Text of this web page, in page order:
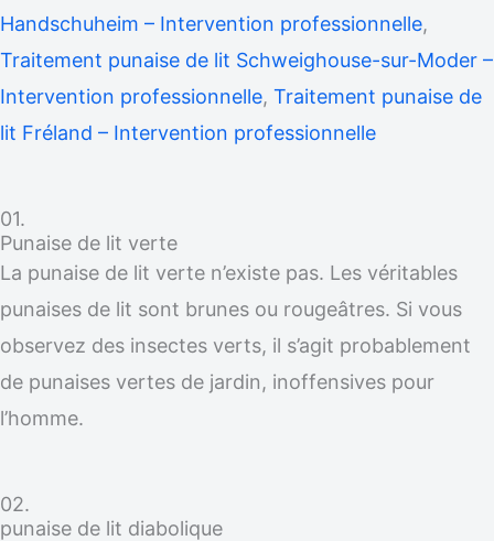
Handschuheim – Intervention professionnelle,
Traitement punaise de lit Schweighouse-sur-Moder –
Intervention professionnelle, Traitement punaise de
lit Fréland – Intervention professionnelle
01.
Punaise de lit verte
La punaise de lit verte n’existe pas. Les véritables
punaises de lit sont brunes ou rougeâtres. Si vous
observez des insectes verts, il s’agit probablement
de punaises vertes de jardin, inoffensives pour
l’homme.
02.
punaise de lit diabolique